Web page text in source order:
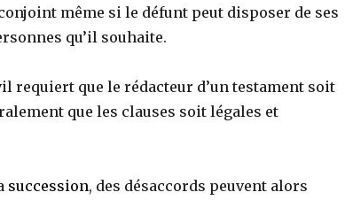
même si le défunt peut disposer de ses
qu’il souhaite.
requiert que le rédacteur d’un testament soit
que les clauses soit légales et
succession, des désaccords peuvent alors